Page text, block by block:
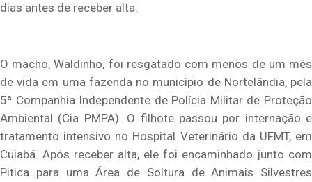
dias antes de receber alta.
O macho, Waldinho, foi resgatado com menos de um mês
de vida em uma fazenda no município de Nortelândia, pela
5ª Companhia Independente de Polícia Militar de Proteção
Ambiental (Cia PMPA). O filhote passou por internação e
tratamento intensivo no Hospital Veterinário da UFMT, em
Cuiabá. Após receber alta, ele foi encaminhado junto com
Pitica para uma Área de Soltura de Animais Silvestres